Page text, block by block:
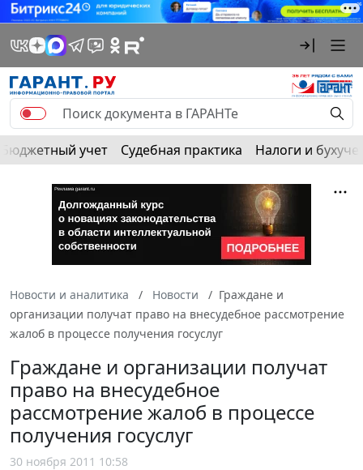
Бюджетный учет Судебная практика Налоги и
Новости и аналитика Новости
Граждане и
организации получат право на внесудебное рассмотрение
жалоб в процессе получения госуслуг
Граждане и организации получат
право на внесудебное
рассмотрение жалоб в процессе
получения госуслуг
30 ноября 2011 10:58